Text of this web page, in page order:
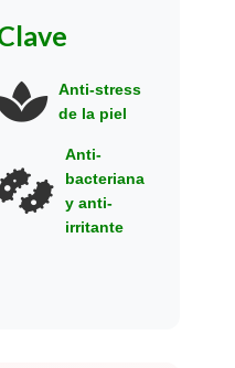
Anti-stress
de la piel
Anti-
bacteriana
y anti-
irritante